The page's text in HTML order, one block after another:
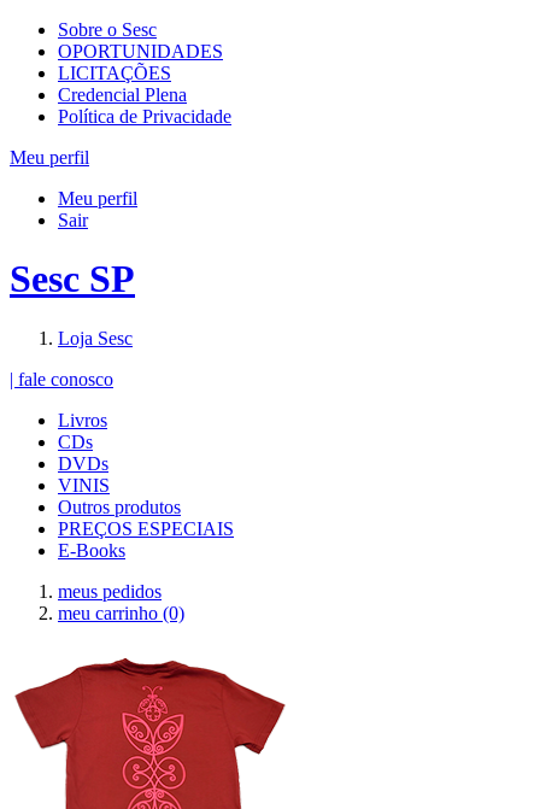
Sobre o Sesc
OPORTUNIDADES
LICITAÇÕES
Credencial Plena
Política de Privacidade
Meu perfil
Meu perfil
Sair
Sesc SP
Loja Sesc
| fale conosco
Livros
CDs
DVDs
VINIS
Outros produtos
PREÇOS ESPECIAIS
E-Books
meus pedidos
meu carrinho (0)